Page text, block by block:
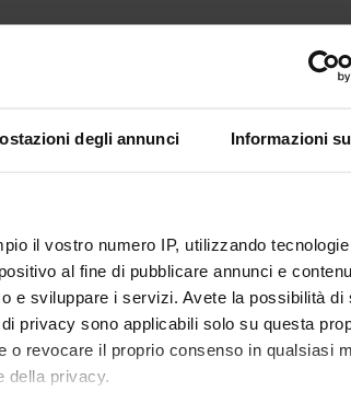
degli annunci Informazioni
il vostro numero IP, utilizzando
al fine di pubblicare annunci e
e sviluppare i servizi. Avete la possibilità di
privacy sono applicabili solo su questa
revocare il proprio consenso in qualsiasi
della privacy.
of the lessons. However, the students may also